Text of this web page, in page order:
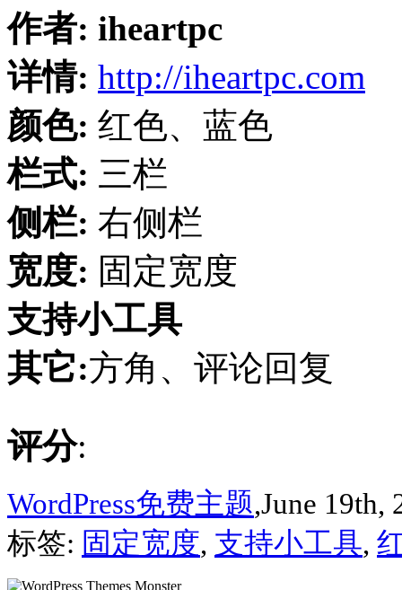
作者: iheartpc
详情: http://iheartpc.com
颜色: 红色、蓝色
栏式: 三栏
侧栏: 右侧栏
宽度: 固定宽度
支持小工具
其它:方角、评论回复
评分:
WordPress免费主题,June 19th,
标签: 固定宽度, 支持小工具,